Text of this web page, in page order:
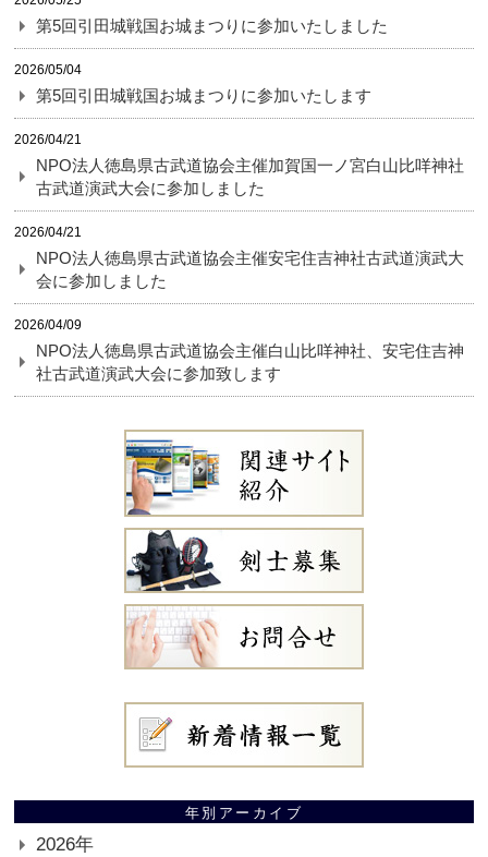
第5回引田城戦国お城まつりに参加いたしました
2026/05/04
第5回引田城戦国お城まつりに参加いたします
2026/04/21
NPO法人徳島県古武道協会主催加賀国一ノ宮白山比咩神社
古武道演武大会に参加しました
2026/04/21
NPO法人徳島県古武道協会主催安宅住吉神社古武道演武大
会に参加しました
2026/04/09
NPO法人徳島県古武道協会主催白山比咩神社、安宅住吉神
社古武道演武大会に参加致します
年別アーカイブ
2026年